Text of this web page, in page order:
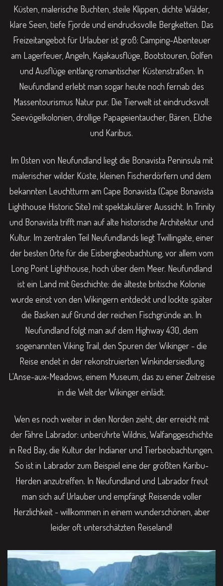
Küsten, malerische Buchten, steile Klippen, dichte Wälder,
klare Seen, tiefe Fjorde und eindrucksvolle Bergketten. Das
Freizeitangebot für Urlauber ist groß: Camping-Abenteuer
am Lagerfeuer, Angeln, Kajakausflüge, Bootstouren, Golfen
und Ausflüge entlang romantischer Küstenstraßen. In
Neufundland erlebt man sogar heute noch fernab des
Massentourismus Natur pur. Die Tierwelt ist eindrucksvoll:
Seevögelkolonien, drollige Papageientaucher, Bären, Elche
und Karibus.
Im Osten von Neufundland liegt die Bonavista Peninsula mit
malerischer wilder Küste, kleinen Fischerdörfern und dem
bekannten Leuchtturm am Cape Bonavista (Cape Bonavista
Lighthouse Historic Site) mit spektakulärer Aussicht. In Trinity
und Bonavista trifft man auf alte historische Architektur und
Kultur. Im zentralen Teil Neufundlands liegt Twillingate, einer
der besten Orte für die Eisbergbeobachtung, vor allem vom
Long Point Lighthouse, hoch über dem Meer. Neufundland
ist ein Land mit Geschichte: die älteste britische Kolonie
wurde einst von den Wikingern entdeckt und lockte später
die Basken auf Grund der reichen Fischgründe an. In
Neufundland folgt man auf dem Highway 430, dem
sogenannten Viking Trail, den Spuren der Wikinger - die
Reise endet in der rekonstruierten Winkindersiedlung
L'Anse-aux-Meadows, einem Museum, das zu einer Zeitreise
in die Welt der Wikinger einlädt.
Wen es noch weiter in den Norden zieht, der erreicht mit
der Fähre Labrador: unberührte Wildnis, Walfanggeschichte
in Red Bay, die Kultur der Indianer und Tierbeobachtungen.
So ist in Labrador zum Beispiel eine der größten Karibu-
Herden anzutreffen. In Neufundland und Labrador freut
man sich auf Urlauber und empfängt Reisende voller
Herzlichkeit - willkommen in einem wunderschönen, aber
leider oft unterschätzten Reiseland!